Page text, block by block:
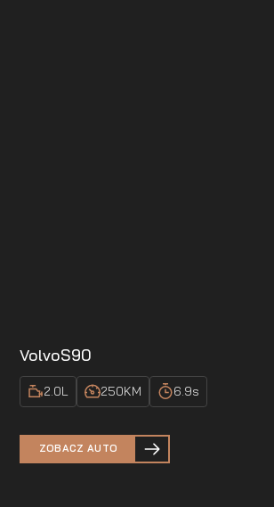
VolvoS90
2.0L 250KM 6.9s
ZOBACZ AUTO